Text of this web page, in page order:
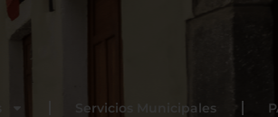
Servicios Municipales